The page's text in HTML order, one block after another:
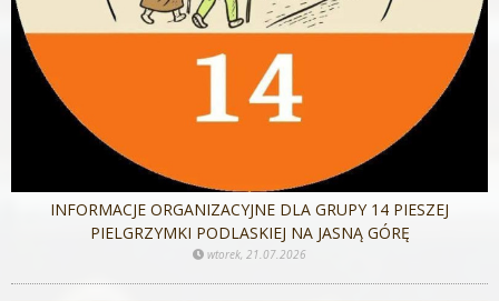
INFORMACJE ORGANIZACYJNE DLA GRUPY 14 PIESZEJ
PIELGRZYMKI PODLASKIEJ NA JASNĄ GÓRĘ
wtorek, 21.07.2026